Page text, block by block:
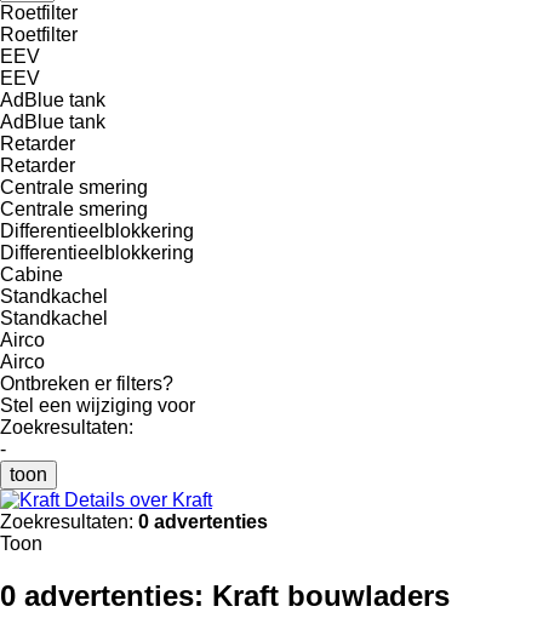
Roetfilter
Roetfilter
EEV
EEV
AdBlue tank
AdBlue tank
Retarder
Retarder
Centrale smering
Centrale smering
Differentieelblokkering
Differentieelblokkering
Cabine
Standkachel
Standkachel
Airco
Airco
Ontbreken er filters?
Stel een wijziging voor
Zoekresultaten:
-
toon
Details over Kraft
Zoekresultaten: 0 advertenties
Toon
0 advertenties: Kraft bouwladers